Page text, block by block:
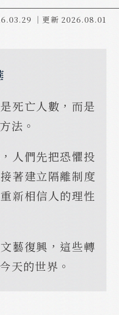
｜更新 2026.08.01
死亡人數，而是
法。
人們先把恐懼投
著建立隔離制度
新相信人的理性
藝復興，這些轉
天的世界。